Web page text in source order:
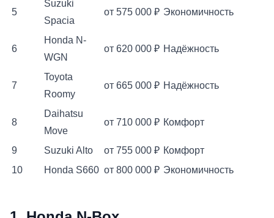
5
Suzuki
Spacia
от 575 000 ₽ Экономичность
6
Honda N-
WGN
от 620 000 ₽ Надёжность
7
Toyota
Roomy
от 665 000 ₽ Надёжность
8
Daihatsu
Move
от 710 000 ₽ Комфорт
9 Suzuki Alto от 755 000 ₽ Комфорт
10
Honda S660 от 800 000 ₽ Экономичность